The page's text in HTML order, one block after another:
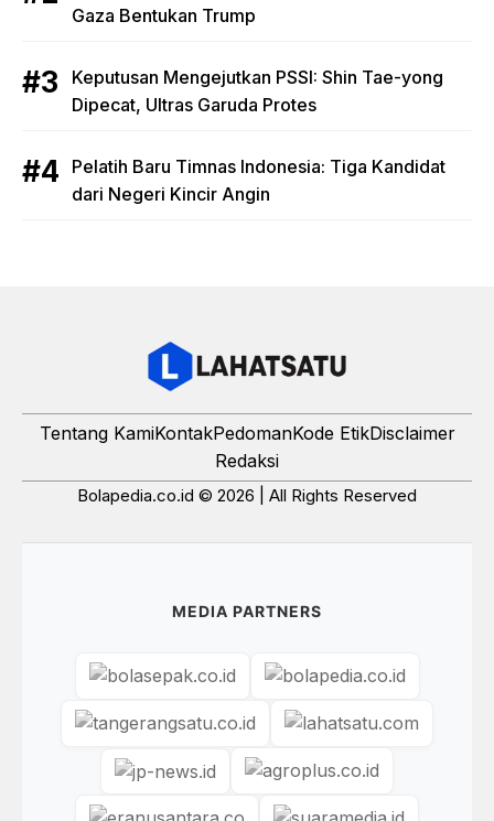
Gaza Bentukan Trump
Keputusan Mengejutkan PSSI: Shin Tae-yong
Dipecat, Ultras Garuda Protes
Pelatih Baru Timnas Indonesia: Tiga Kandidat
dari Negeri Kincir Angin
Tentang KamiKontakPedomanKode EtikDisclaimer
Redaksi
Bolapedia.co.id © 2026 | All Rights Reserved
MEDIA PARTNERS